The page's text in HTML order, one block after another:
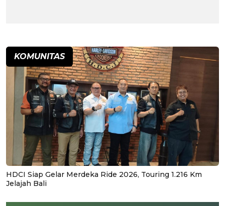
KOMUNITAS
HDCI Siap Gelar Merdeka Ride 2026, Touring 1.216 Km
Jelajah Bali